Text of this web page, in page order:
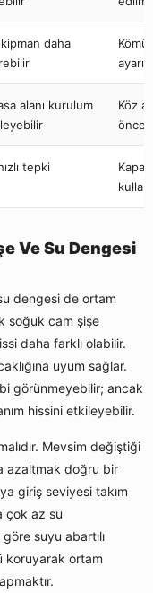
daha
ayarı
alanı kurulum
Köz
tepki
Ve Su Dengesi
dengesi de ortam
soğuk cam şişe
daha farklı olabilir.
uyum sağlar.
görünmeyebilir; ancak
hissini etkileyebilir.
Mevsim değiştiği
azaltmak doğru bir
giriş seviyesi takım
çok az su
suyu abartılı
koruyarak ortam